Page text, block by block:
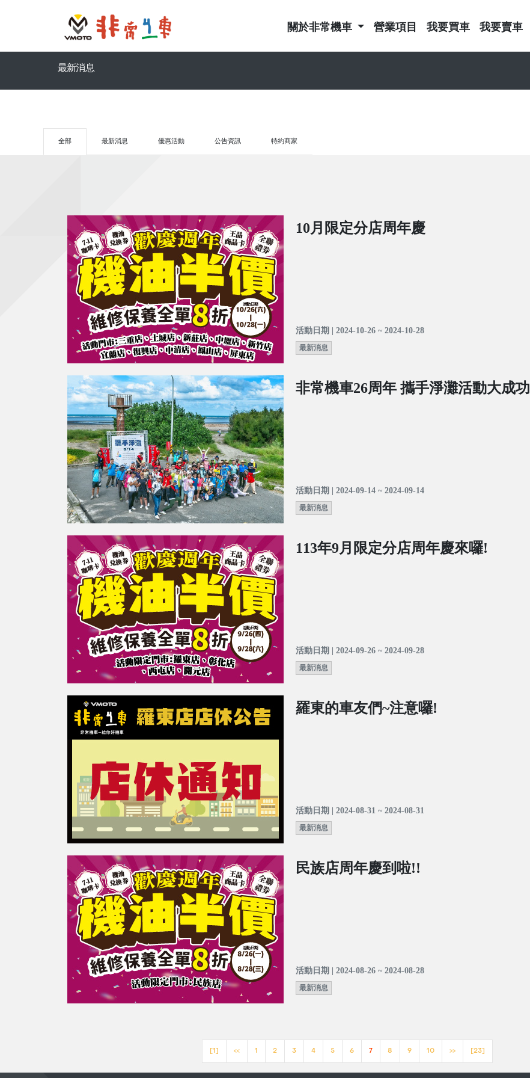
關於非常機車 營業項目 我要買車 我要賣車
最新消息
全部 最新消息 優惠活動 公告資訊 特約商家
10月限定分店周年慶
活動日期 | 2024-10-26 ~ 2024-10-28
最新消息
非常機車26周年 攜手淨灘活動大成功
活動日期 | 2024-09-14 ~ 2024-09-14
最新消息
113年9月限定分店周年慶來囉!
活動日期 | 2024-09-26 ~ 2024-09-28
最新消息
羅東的車友們~注意囉!
活動日期 | 2024-08-31 ~ 2024-08-31
最新消息
民族店周年慶到啦!!
活動日期 | 2024-08-26 ~ 2024-08-28
最新消息
[1] << 1 2 3 4 5 6 7 8 9 10 >> [23]